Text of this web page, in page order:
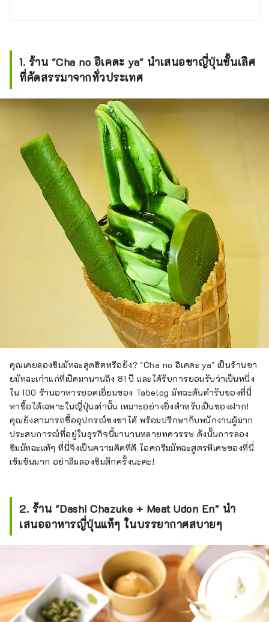
1. ร้าน "Cha no อิเคดะ ya" นำเสนอชาญี่ปุ่นชั้นเลิศ
ที่คัดสรรมาจากทั่วประเทศ
คุณเคยลองชิมมัทฉะสุดฮิตหรือยัง? "Cha no อิเคดะ ya" เป็นร้านขา
ยมัทฉะเก่าแก่ที่เปิดมานานถึง 81 ปี และได้รับการยอมรับว่าเป็นหนึ่ง
ใน 100 ร้านอาหารยอดเยี่ยมของ Tabelog มัทฉะต้นตำรับของที่นี่
หาซื้อได้เฉพาะในญี่ปุ่นเท่านั้น เหมาะอย่างยิ่งสำหรับเป็นของฝาก!
คุณยังสามารถซื้ออุปกรณ์ชงชาได้ พร้อมปรึกษากับพนักงานผู้มาก
ประสบการณ์ที่อยู่ในธุรกิจนี้มานานหลายทศวรรษ ดังนั้นการลอง
ชิมมัทฉะแท้ๆ ที่นี่จึงเป็นความคิดที่ดี ไอศกรีมมัทฉะสูตรพิเศษของที่นี่
เข้มข้นมาก อย่าลืมลองชิมสักครั้งนะคะ!
2. ร้าน "Dashi Chazuke + Meat Udon En" นำ
เสนออาหารญี่ปุ่นแท้ๆ ในบรรยากาศสบายๆ